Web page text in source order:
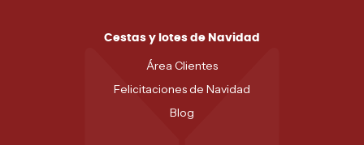
Cestas y lotes de Navidad
Área Clientes
Felicitaciones de Navidad
Blog